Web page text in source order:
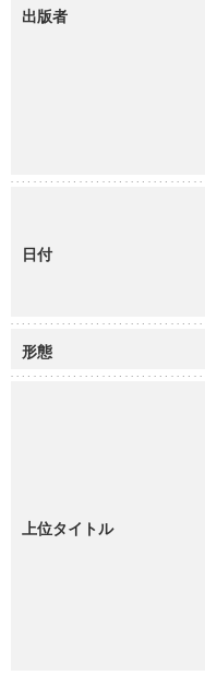
出版者
日付
形態
上位タイトル